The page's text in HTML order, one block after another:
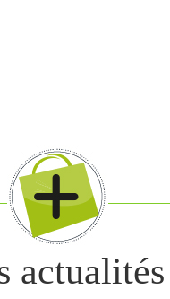
actualités